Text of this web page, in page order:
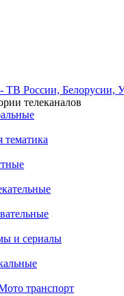
ТВ России, Белорусии,
телеканалов
и сериалы
транспорт